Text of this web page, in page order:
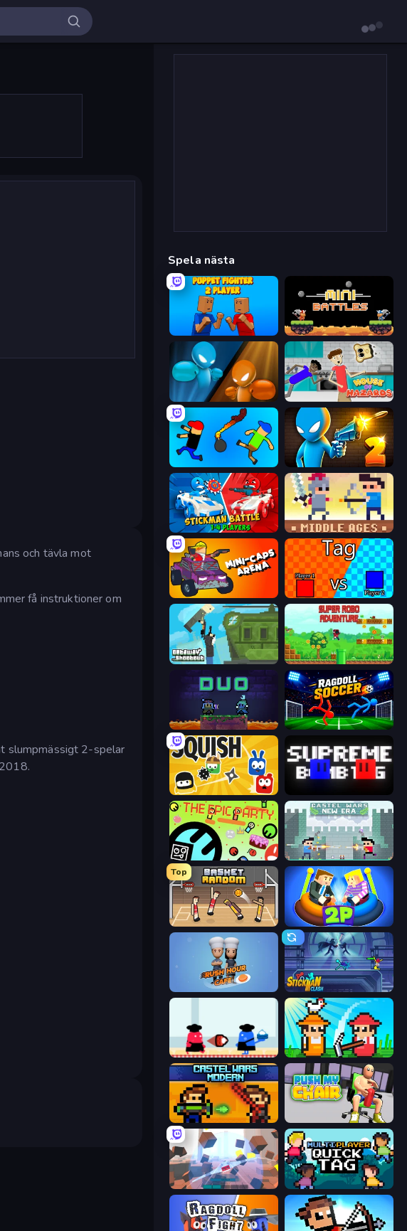
och tävla mot
få instruktioner om
slumpmässigt 2-spelar
Spela nästa
Puppet Fighter 2 Player 12 MiniBattles
Drunken Boxing House of Hazards
Mini-Caps: Bombs Drunken Duel 2
Stickman battle 1-4 Players Castle Wars: Middle Ages
Mini-Caps: Arena 2 Player Tag
Getaway Shootout Super Robo - Adventure
Duo Ragdoll Soccer 2 Players
Squish
The Epic Party Castle Wars: New Era
Top
Basket Random Ragdoll Arena 2 Player
Rush Hour Cafe Stickman Clash
Clash of Cakes Farmer Challenge Party
Castle Wars: Modern Push My Chair
Cubic Rush Multiplayer Quick Tag